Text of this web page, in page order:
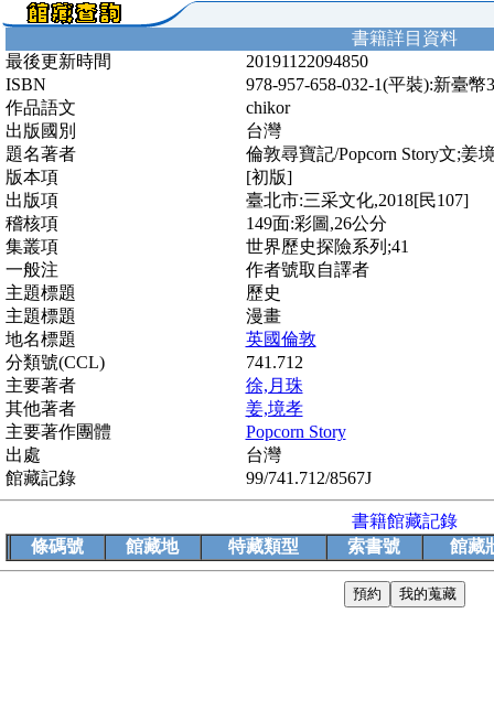
書籍詳目資料
最後更新時間
20191122094850
ISBN
978-957-658-032-1(平裝):新臺幣
作品語文
chikor
出版國別
台灣
題名著者
倫敦尋寶記/Popcorn Story文;姜
版本項
[初版]
出版項
臺北市:三采文化,2018[民107]
稽核項
149面:彩圖,26公分
集叢項
世界歷史探險系列;41
一般注
作者號取自譯者
主題標題
歷史
主題標題
漫畫
地名標題
英國倫敦
分類號(CCL)
741.712
主要著者
徐,月珠
其他著者
姜,境孝
主要著作團體
Popcorn Story
出處
台灣
館藏記錄
99/741.712/8567J
書籍館藏記錄
條碼號
館藏地 特藏類型 索書號 館藏